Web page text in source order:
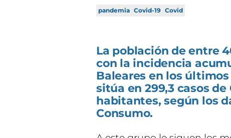
pandemia Covid-19 Covid
La población de entre
con la incidencia
Baleares en los
sitúa en 299,3 casos de
habitantes, según los
Consumo.